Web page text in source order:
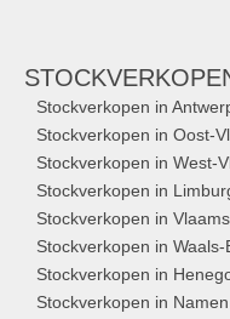
Stockverkopen in
Stockverkopen in Oost-
Stockverkopen in West-
Stockverkopen in
Stockverkopen in
Stockverkopen in
Stockverkopen in
Stockverkopen in Namen